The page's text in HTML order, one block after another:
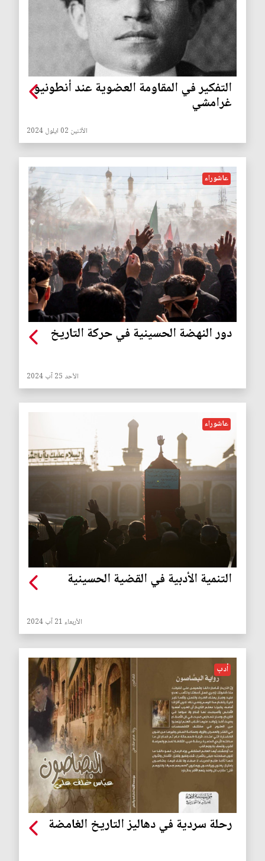
التفكير في المقاومة العضوية عند أنطونيو
غرامشي
الأثنين 02 ايلول 2024
عاشوراء
دور النهضة الحسينية في حركة التاريخ
الأحد 25 آب 2024
عاشوراء
التنمية الأدبية في القضية الحسينية
الأربعاء 21 آب 2024
أدب
رحلة سردية في دهاليز التاريخ الغامضة